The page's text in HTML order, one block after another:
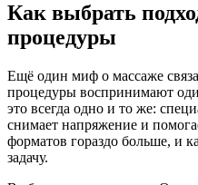
Как выбрать
процедуры
Ещё один миф о массаже
процедуры воспринимают
это всегда одно и то же:
снимает напряжение и
форматов гораздо больше, и
задачу.